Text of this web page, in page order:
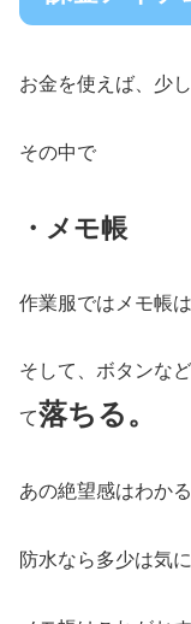
お金を使えば、少
その中で
・メモ帳
作業服ではメモ帳
そして、ボタンな
て落ちる。
あの絶望感はわか
防水なら多少は気